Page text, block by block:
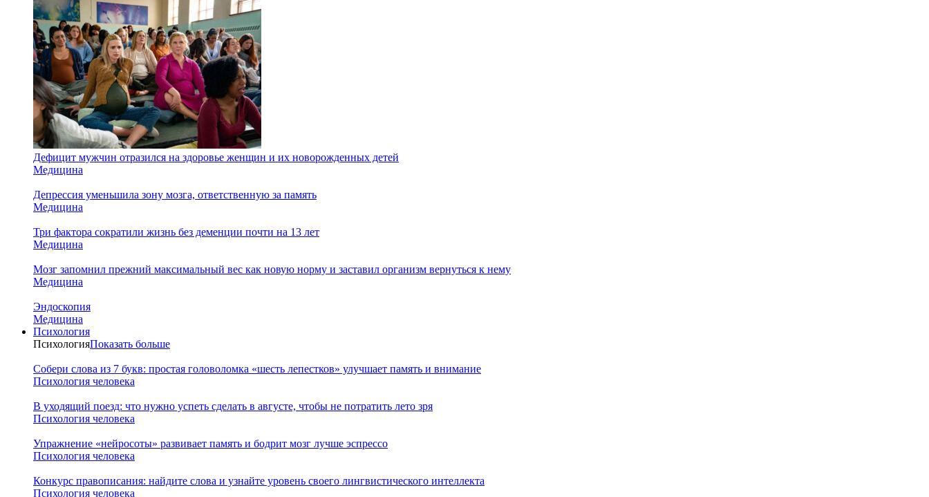
Дефицит мужчин отразился на здоровье женщин и их новорожденных детей
Медицина
Депрессия уменьшила зону мозга, ответственную за память
Медицина
Три фактора сократили жизнь без деменции почти на 13 лет
Медицина
Мозг запомнил прежний максимальный вес как новую норму и заставил организм вернуться к нему
Медицина
Эндоскопия
Медицина
Психология
ПсихологияПоказать больше
Собери слова из 7 букв: простая головоломка «шесть лепестков» улучшает память и внимание
Психология человека
В уходящий поезд: что нужно успеть сделать в августе, чтобы не потратить лето зря
Психология человека
Упражнение «нейросоты» развивает память и бодрит мозг лучше эспрессо
Психология человека
Конкурс правописания: найдите слова и узнайте уровень своего лингвистического интеллекта
Психология человека